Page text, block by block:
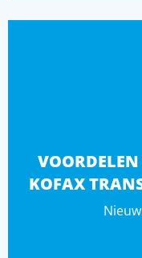
KOFAX